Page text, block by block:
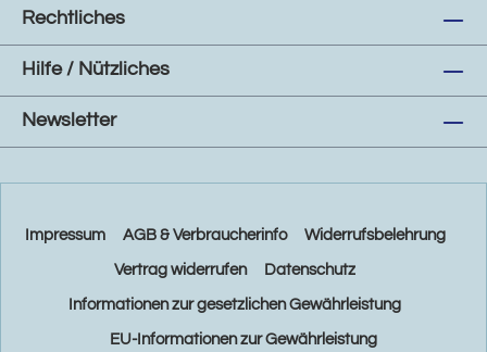
Rechtliches
Hilfe / Nützliches
Newsletter
Impressum AGB & Verbraucherinfo Widerrufsbelehrung
Vertrag widerrufen Datenschutz
Informationen zur gesetzlichen Gewährleistung
EU-Informationen zur Gewährleistung